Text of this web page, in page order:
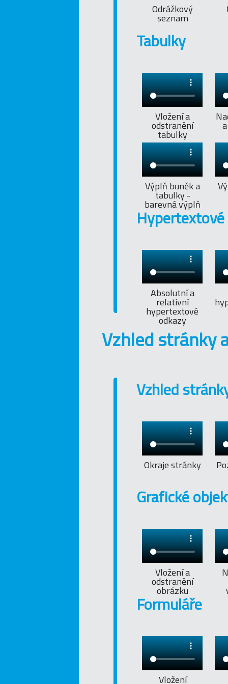
Odrážkový
seznam
Tabulky
Vložení a
odstranění
tabulky
Výplň buněk a
tabulky -
barevná výplň
Absolutní a
relativní
hypertextové
odkazy
Vzhled stránky
Vzhled
Okraje stránky
Grafické
Vložení a
odstranění
obrázku
Formuláře
Vložení